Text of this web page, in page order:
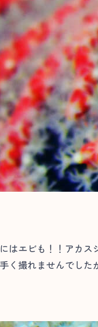
はエビも！！アカス
く撮れませんでし